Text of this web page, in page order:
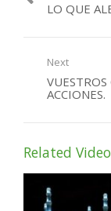
LO QUE
Next
VUESTROS
ACCIONES.
Related